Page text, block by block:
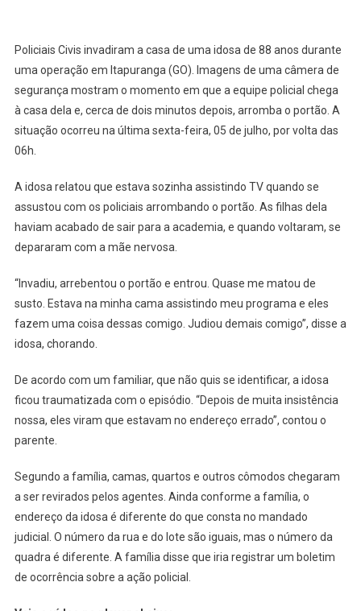
Policiais Civis invadiram a casa de uma idosa de 88 anos durante
uma operação em Itapuranga (GO). Imagens de uma câmera de
segurança mostram o momento em que a equipe policial chega
à casa dela e, cerca de dois minutos depois, arromba o portão. A
situação ocorreu na última sexta-feira, 05 de julho, por volta das
06h.
A idosa relatou que estava sozinha assistindo TV quando se
assustou com os policiais arrombando o portão. As filhas dela
haviam acabado de sair para a academia, e quando voltaram, se
depararam com a mãe nervosa.
“Invadiu, arrebentou o portão e entrou. Quase me matou de
susto. Estava na minha cama assistindo meu programa e eles
fazem uma coisa dessas comigo. Judiou demais comigo”, disse a
idosa, chorando.
De acordo com um familiar, que não quis se identificar, a idosa
ficou traumatizada com o episódio. “Depois de muita insistência
nossa, eles viram que estavam no endereço errado”, contou o
parente.
Segundo a família, camas, quartos e outros cômodos chegaram
a ser revirados pelos agentes. Ainda conforme a família, o
endereço da idosa é diferente do que consta no mandado
judicial. O número da rua e do lote são iguais, mas o número da
quadra é diferente. A família disse que iria registrar um boletim
de ocorrência sobre a ação policial.